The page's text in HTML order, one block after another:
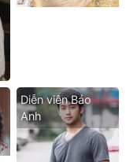
Diễn viên Bảo
Anh